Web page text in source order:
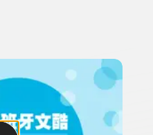
、主持人或關鍵字